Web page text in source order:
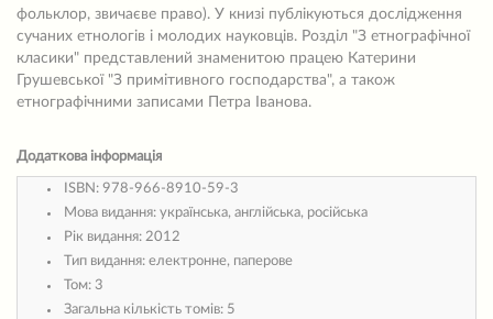
фольклор, звичаєве право). У книзі публікуються дослідження
сучаних етнологів і молодих науковців. Розділ "З етнографічної
класики" представлений знаменитою працею Катерини
Грушевської "З примітивного господарства", а також
етнографічними записами Петра Іванова.
Додаткова інформація
ISBN: 978-966-8910-59-3
Мова видання: українська, англійська, російська
Рік видання: 2012
Тип видання: електронне, паперове
Том: 3
Загальна кількість томів: 5